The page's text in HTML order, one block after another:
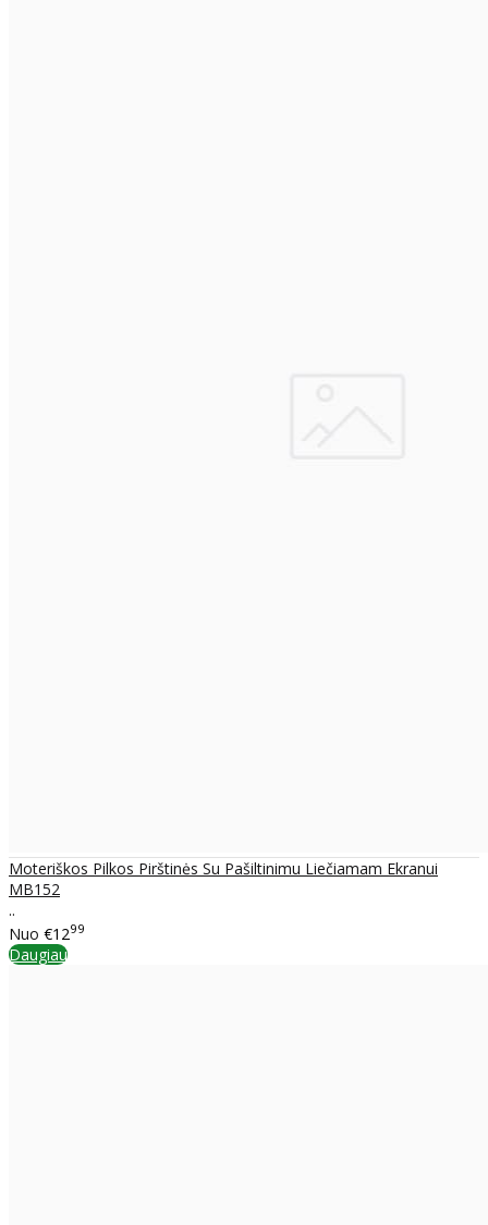
Moteriškos Pilkos Pirštinės Su Pašiltinimu Liečiamam Ekranui
MB152
..
Nuo €1299
Daugiau